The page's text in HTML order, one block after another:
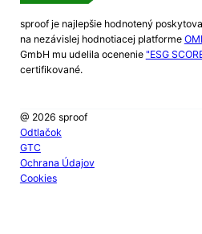
sproof je najlepšie hodnotený
na nezávislej hodnotiacej platforme
GmbH mu udelila ocenenie "ESG
certifikované.
@ 2026 sproof
Odtlačok
GTC
Ochrana Údajov
Cookies